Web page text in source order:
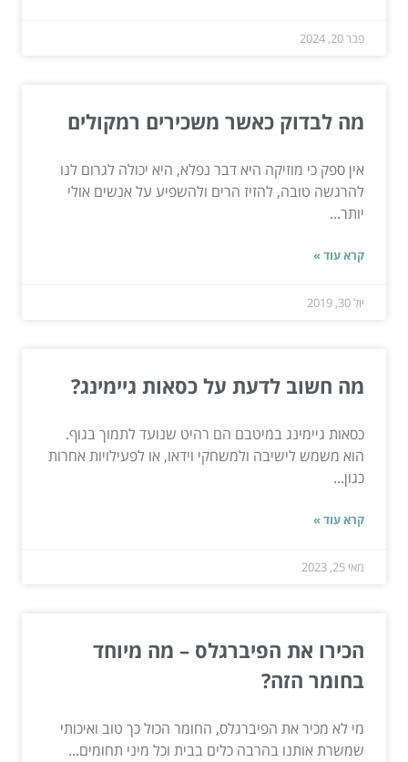
פבר 20, 2024
מה לבדוק כאשר משכירים רמקולים
אין ספק כי מוזיקה היא דבר נפלא, היא יכולה לגרום לנו
להרגשה טובה, להזיז הרים ולהשפיע על אנשים אולי
יותר...
קרא עוד »
יול 30, 2019
מה חשוב לדעת על כסאות גיימינג?
כסאות גיימינג במיטבם הם רהיט שנועד לתמוך בגוף.
הוא משמש לישיבה ולמשחקי וידאו, או לפעילויות אחרות
כגון...
קרא עוד »
מאי 25, 2023
הכירו את הפיברגלס – מה מיוחד
בחומר הזה?
מי לא מכיר את הפיברגלס, החומר הכול כך טוב ואיכותי
שמשרת אותנו בהרבה כלים בבית וכל מיני תחומים...